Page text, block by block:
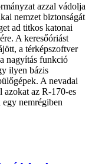
azzal vádolja
nemzet biztonságát
ad titkos katonai
A keresőóriást
a térképszoftver
nagyítás funkció
ilyen bázis
A nevadai
az R-170-es
nemrégiben